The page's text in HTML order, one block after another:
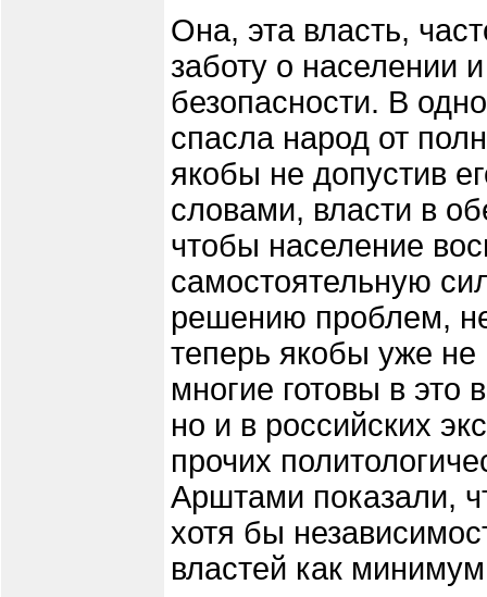
Она, эта власть,
заботу о населении
безопасности. В
спасла народ от
якобы не допустив
словами, власти в
чтобы население
самостоятельную
решению проблем,
теперь якобы уже не
многие готовы в это
но и в российских
прочих
Арштами показали,
хотя бы
властей как